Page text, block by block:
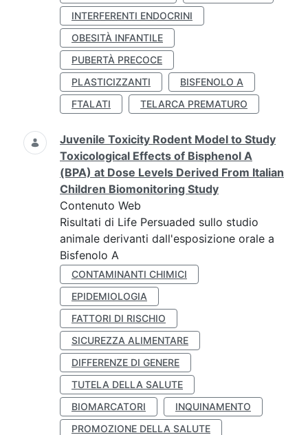
INTERFERENTI ENDOCRINI
OBESITÀ INFANTILE
PUBERTÀ PRECOCE
PLASTICIZZANTI
BISFENOLO A
FTALATI
TELARCA PREMATURO
Juvenile Toxicity Rodent Model to Study
Toxicological Effects of Bisphenol A
(BPA) at Dose Levels Derived From Italian
Children Biomonitoring Study
Contenuto Web
Risultati di Life Persuaded sullo studio
animale derivanti dall'esposizione orale a
Bisfenolo A
CONTAMINANTI CHIMICI
EPIDEMIOLOGIA
FATTORI DI RISCHIO
SICUREZZA ALIMENTARE
DIFFERENZE DI GENERE
TUTELA DELLA SALUTE
BIOMARCATORI
INQUINAMENTO
PROMOZIONE DELLA SALUTE